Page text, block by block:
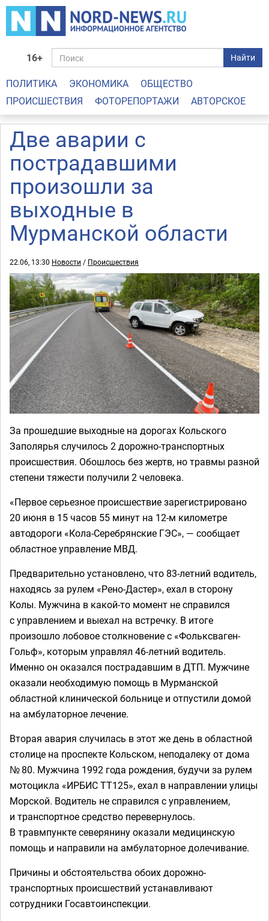
16+ Найти
ПОЛИТИКА ЭКОНОМИКА
ОБЩЕСТВО
ПРОИСШЕСТВИЯ
ФОТОРЕПОРТАЖИ АВТОРСКОЕ
Две аварии с
пострадавшими
произошли за
выходные в
Мурманской области
22.06, 13:30 Новости / Происшествия
За прошедшие выходные на дорогах Кольского
Заполярья случилось 2 дорожно-транспортных
происшествия. Обошлось без жертв, но травмы разной
степени тяжести получили 2 человека.
«Первое серьезное происшествие зарегистрировано
20 июня в 15 часов 55 минут на 12-м километре
автодороги «Кола-Серебрянские ГЭС», — сообщает
областное управление МВД.
Предварительно установлено, что 83-летний водитель,
находясь за рулем «Рено-Дастер», ехал в сторону
Колы. Мужчина в какой-то момент не справился
с управлением и выехал на встречку. В итоге
произошло лобовое столкновение с «Фольксваген-
Гольф», которым управлял 46-летний водитель.
Именно он оказался пострадавшим в ДТП. Мужчине
оказали необходимую помощь в Мурманской
областной клинической больнице и отпустили домой
на амбулаторное лечение.
Вторая авария случилась в этот же день в областной
столице на проспекте Кольском, неподалеку от дома
№ 80. Мужчина 1992 года рождения, будучи за рулем
мотоцикла «ИРБИС ТТ125», ехал в направлении улицы
Морской. Водитель не справился с управлением,
и транспортное средство перевернулось.
В травмпункте северянину оказали медицинскую
помощь и направили на амбулаторное долечивание.
Причины и обстоятельства обоих дорожно-
транспортных происшествий устанавливают
сотрудники Госавтоинспекции.